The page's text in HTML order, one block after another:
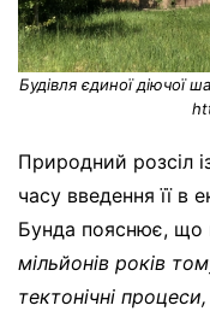
Будівля єдиної діючої
Природний розсіл
часу введення її в
Бунда пояснює, що
мільйонів років
тектонічні